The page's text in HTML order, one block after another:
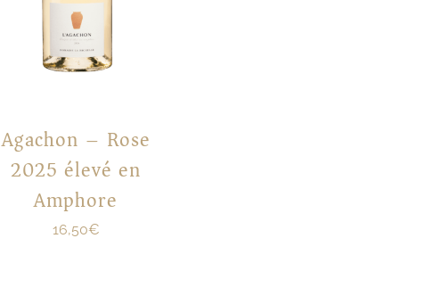
Agachon – Rose
2025 élevé en
Amphore
16,50€